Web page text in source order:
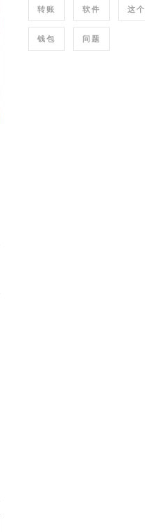
转账 软件 这个
钱包 问题